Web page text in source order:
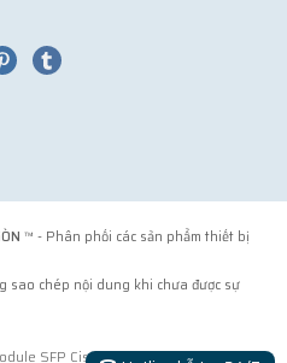
™ - Phân phối các sản phẩm thiết bị
chép nội dung khi chưa được sự
SFP Cisco tại Cisco Sài Gòn. Cách